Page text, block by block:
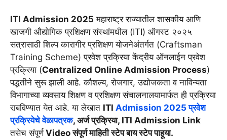
ITI Admission 2025 महाराष्ट्र राज्यातील शासकीय आणि
खाजगी औद्योगिक प्रशिक्षण संस्थांमधील (ITI) ऑगस्ट २०२५
सत्रासाठी शिल्प कारागीर प्रशिक्षण योजनेअंतर्गत (Craftsman
Training Scheme) प्रवेश प्रक्रिया केंद्रीय ऑनलाईन प्रवेश
प्रक्रिया (Centralized Online Admission Process)
पद्धतीने सुरू झाली आहे. कौशल्य, रोजगार, उद्योजकता व नाविन्यता
विभागाच्या व्यवसाय शिक्षण व प्रशिक्षण संचालनालयामार्फत ही प्रक्रिया
राबविण्यात येत आहे. या लेखात ITI Admission 2025 प्रवेश
प्रक्रियेचे वेळापत्रक, अर्ज प्रक्रिया, ITI Admission Link
तसेच संपूर्णVideoसंपूर्ण माहिती स्टेप बाय स्टेप पाहूया.